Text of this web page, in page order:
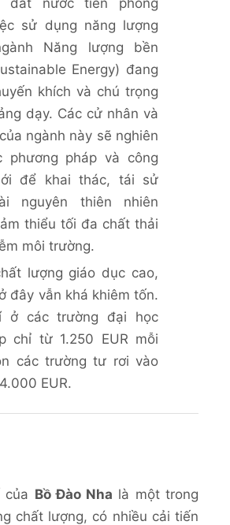
sử dụng năng lượng
Năng lượng bền
Energy) đang
khích và chú trọng
dạy. Các cử nhân và
ngành này sẽ nghiên
phương pháp và công
để khai thác, tái sử
nguyên thiên nhiên
thiểu tối đa chất thải
môi trường.
lượng giáo dục cao,
đây vẫn khá khiêm tốn.
ở các trường đại học
chỉ từ 1.250 EUR mỗi
các trường tư rơi vào
EUR.
của Bồ Đào Nha là một trong
chất lượng, có nhiều cải tiến